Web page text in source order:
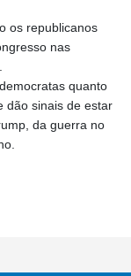
os republicanos
nas
quanto
dão sinais de estar
da guerra no